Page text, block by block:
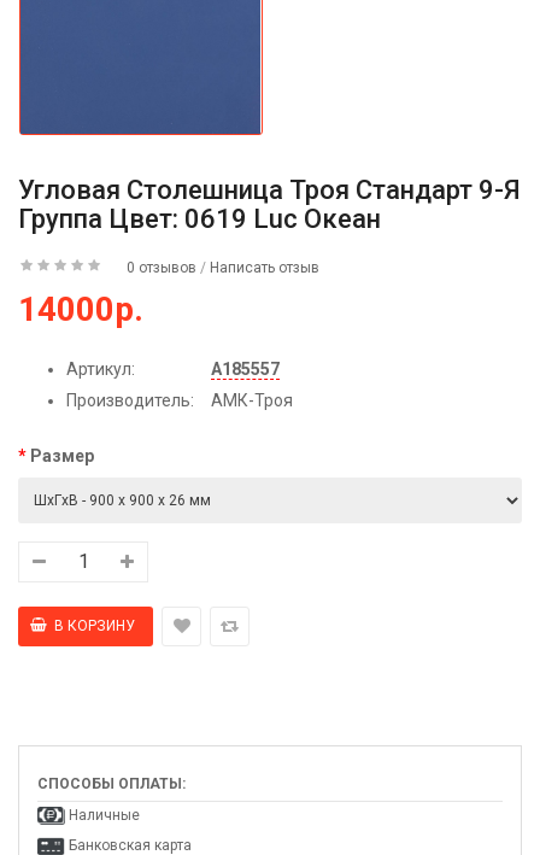
Угловая Столешница Троя Стандарт 9-Я
Группа Цвет: 0619 Luc Океан
0 отзывов / Написать отзыв
14000р.
Артикул:
А185557
Производитель:
АМК-Троя
Размер
СПОСОБЫ ОПЛАТЫ:
Наличные
Банковская карта